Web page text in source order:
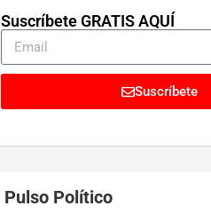
Suscríbete GRATIS AQUÍ
Suscríbete
Pulso Político